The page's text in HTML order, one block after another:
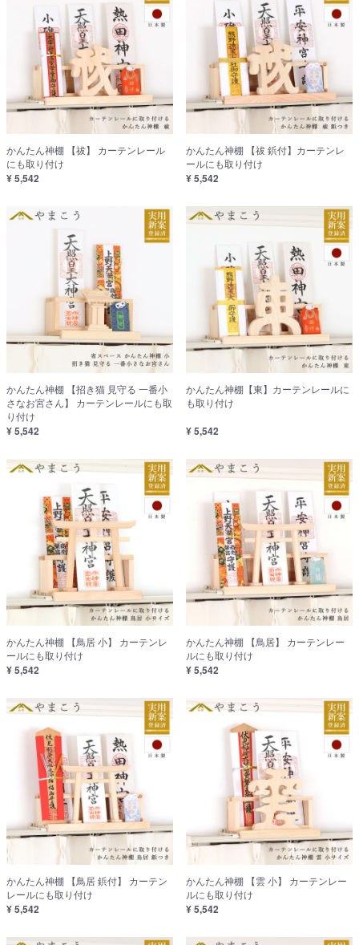
かんたん神棚 【祓】 カーテンレール
にも取り付け
¥ 5,542
かんたん神棚 【祓 鋲付】カーテンレ
ールにも取り付け
¥ 5,542
かんたん神棚 【招き猫 見守る 一番小
さなお宮さん】 カーテンレールにも取
り付け
¥ 5,542
かんたん神棚【東】カーテンレールに
も取り付け
¥ 5,542
かんたん神棚 【鳥居 小】 カーテンレ
ールにも取り付け
¥ 5,542
かんたん神棚 【鳥居】 カーテンレー
ルにも取り付け
¥ 5,542
かんたん神棚 【鳥居 鋲付】 カーテン
レールにも取り付け
¥ 5,542
かんたん神棚 【雲 小】 カーテンレー
ルにも取り付け
¥ 5,542